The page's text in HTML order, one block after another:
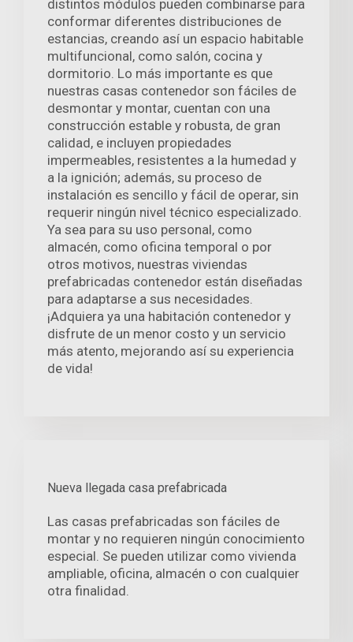
distintos módulos pueden combinarse para
conformar diferentes distribuciones de
estancias, creando así un espacio habitable
multifuncional, como salón, cocina y
dormitorio. Lo más importante es que
nuestras casas contenedor son fáciles de
desmontar y montar, cuentan con una
construcción estable y robusta, de gran
calidad, e incluyen propiedades
impermeables, resistentes a la humedad y
a la ignición; además, su proceso de
instalación es sencillo y fácil de operar, sin
requerir ningún nivel técnico especializado.
Ya sea para su uso personal, como
almacén, como oficina temporal o por
otros motivos, nuestras viviendas
prefabricadas contenedor están diseñadas
para adaptarse a sus necesidades.
¡Adquiera ya una habitación contenedor y
disfrute de un menor costo y un servicio
más atento, mejorando así su experiencia
de vida!
Nueva llegada casa prefabricada
Las casas prefabricadas son fáciles de
montar y no requieren ningún conocimiento
especial. Se pueden utilizar como vivienda
ampliable, oficina, almacén o con cualquier
otra finalidad.